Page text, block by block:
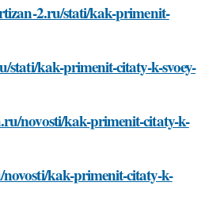
2.ru/stati/kak-primenit-
stati/kak-primenit-citaty-k-svoey-
novosti/kak-primenit-citaty-k-
kak-primenit-citaty-k-